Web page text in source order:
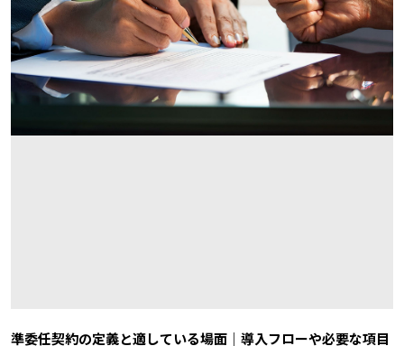
準委任契約の定義と適している場面｜導入フローや必要な項目